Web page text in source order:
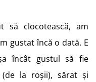
să clocotească, am
gustat încă o dată. E
încât gustul să fie
la roșii), sărat și